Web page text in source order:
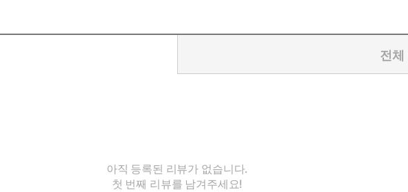
전체
아직 등록된 리뷰가 없습니다.
첫 번째 리뷰를 남겨주세요!